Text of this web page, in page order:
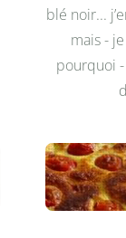
blé noir...
mais -
pourquoi -